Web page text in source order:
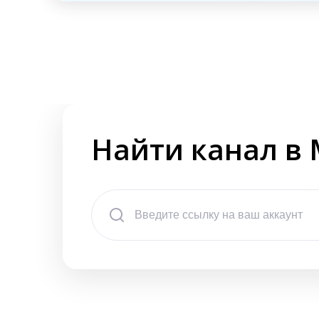
Найти канал в